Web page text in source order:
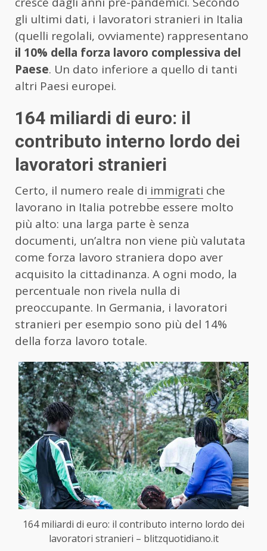
gli ultimi dati, i lavoratori stranieri in Italia
(quelli regolali, ovviamente) rappresentano
il 10% della forza lavoro complessiva del
Paese. Un dato inferiore a quello di tanti
altri Paesi europei.
164 miliardi di euro: il
contributo interno lordo dei
lavoratori stranieri
Certo, il numero reale di immigrati che
lavorano in Italia potrebbe essere molto
più alto: una larga parte è senza
documenti, un’altra non viene più valutata
come forza lavoro straniera dopo aver
acquisito la cittadinanza. A ogni modo, la
percentuale non rivela nulla di
preoccupante. In Germania, i lavoratori
stranieri per esempio sono più del 14%
della forza lavoro totale.
164 miliardi di euro: il contributo interno lordo dei
lavoratori stranieri – blitzquotidiano.it